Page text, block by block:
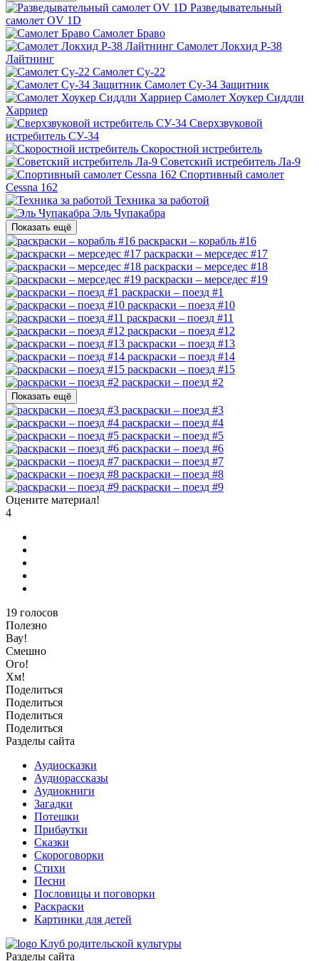
Разведывательный
самолет OV 1D
Самолет Браво
Самолет Локхид P-38
Лайтнинг
Самолет Су-22
Самолет Су-34 Защитник
Самолет Хоукер Сиддли
Харриер
Сверхзвуковой
истребитель СУ-34
Скоростной истребитель
Советский истребитель Ла-9
Спортивный самолет
Cessna 162
Техника за работой
Эль Чупакабра
Показать ещё
раскраски – корабль #16
раскраски – мерседес #17
раскраски – мерседес #18
раскраски – мерседес #19
раскраски – поезд #1
раскраски – поезд #10
раскраски – поезд #11
раскраски – поезд #12
раскраски – поезд #13
раскраски – поезд #14
раскраски – поезд #15
раскраски – поезд #2
Показать ещё
раскраски – поезд #3
раскраски – поезд #4
раскраски – поезд #5
раскраски – поезд #6
раскраски – поезд #7
раскраски – поезд #8
раскраски – поезд #9
Оцените материал!
4
19 голосов
Полезно
Вау!
Смешно
Ого!
Хм!
Поделиться
Поделиться
Поделиться
Поделиться
Разделы сайта
Аудиосказки
Аудиорассказы
Аудиокниги
Загадки
Потешки
Прибаутки
Сказки
Скороговорки
Стихи
Песни
Пословицы и поговорки
Раскраски
Картинки для детей
Клуб родительской культуры
Разделы сайта